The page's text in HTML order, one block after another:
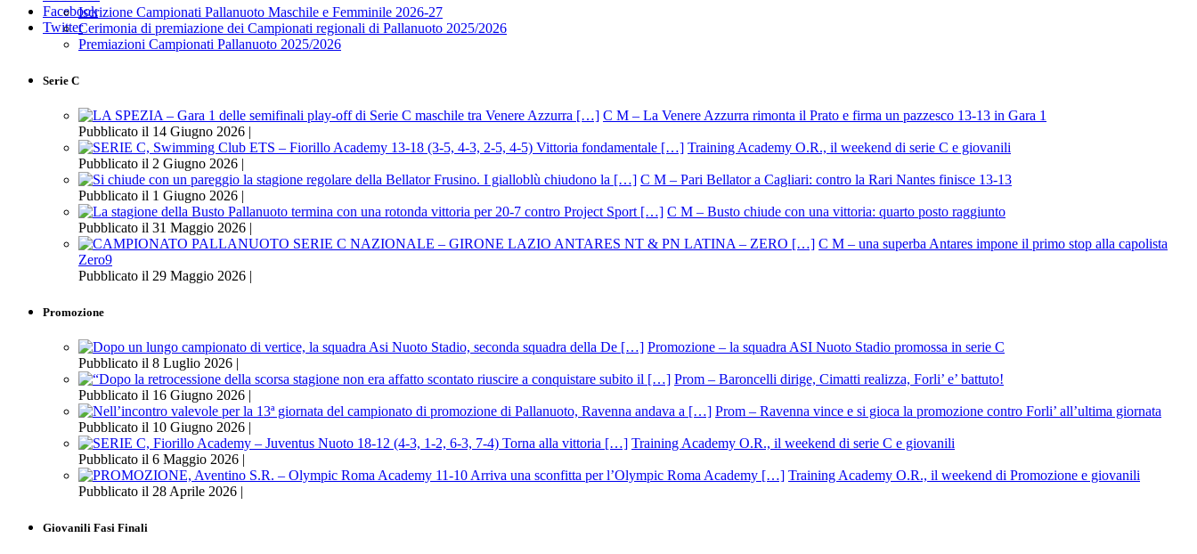
Facebook
Twitter
Iscrizione Campionati Pallanuoto Maschile e Femminile 2026-27
Cerimonia di premiazione dei Campionati regionali di Pallanuoto 2025/2026
Premiazioni Campionati Pallanuoto 2025/2026
Serie C
C M – La Venere Azzurra rimonta il Prato e firma un pazzesco 13-13 in Gara 1
Pubblicato il 14 Giugno 2026 |
Training Academy O.R., il weekend di serie C e giovanili
Pubblicato il 2 Giugno 2026 |
C M – Pari Bellator a Cagliari: contro la Rari Nantes finisce 13-13
Pubblicato il 1 Giugno 2026 |
C M – Busto chiude con una vittoria: quarto posto raggiunto
Pubblicato il 31 Maggio 2026 |
C M – una superba Antares impone il primo stop alla capolista
Zero9
Pubblicato il 29 Maggio 2026 |
Promozione
Promozione – la squadra ASI Nuoto Stadio promossa in serie C
Pubblicato il 8 Luglio 2026 |
Prom – Baroncelli dirige, Cimatti realizza, Forli’ e’ battuto!
Pubblicato il 16 Giugno 2026 |
Prom – Ravenna vince e si gioca la promozione contro Forli’ all’ultima giornata
Pubblicato il 10 Giugno 2026 |
Training Academy O.R., il weekend di serie C e giovanili
Pubblicato il 6 Maggio 2026 |
Training Academy O.R., il weekend di Promozione e giovanili
Pubblicato il 28 Aprile 2026 |
Giovanili Fasi Finali